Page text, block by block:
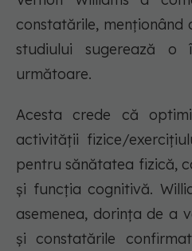
constatările,
studiului sugerează o
următoare.
Acesta crede că
activității fizice/
pentru sănătatea fizică,
și funcția cognitivă.
asemenea, dorința de a
și constatările